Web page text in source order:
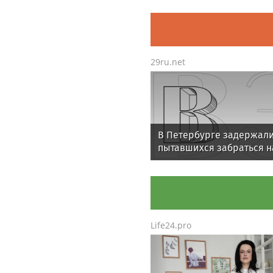
мощности для новых
29ru.net
В Петербурге
пытавшихся забраться
Смольный собор
Life24.pro